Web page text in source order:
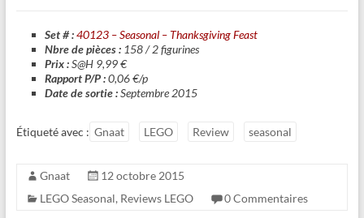
Set # :40123 – Seasonal – Thanksgiving Feast
Nbre de pièces : 158 / 2 figurines
Prix :S@H 9,99 €
Rapport P/P :0,06 €/p
Date de sortie :Septembre 2015
Étiqueté avec : Gnaat LEGO Review seasonal
Gnaat
12 octobre 2015
LEGO Seasonal, Reviews LEGO 0 Commentaires